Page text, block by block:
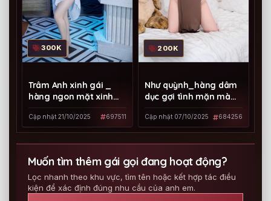
300K
Trâm Anh xinh gái _
hàng ngon mặt xinh
Cập nhật 21/10/2025 697511
200K
Như quỳnh_hàng dâm
dục gợi tình mặn mà
Cập nhật 07/10/2025 684256
Muốn tìm thêm gái gọi đang hoạt động?
Lọc nhanh theo khu vực, tìm tên hoặc kết hợp tác điều
kiện để xác định đúng nhu cầu của anh em.